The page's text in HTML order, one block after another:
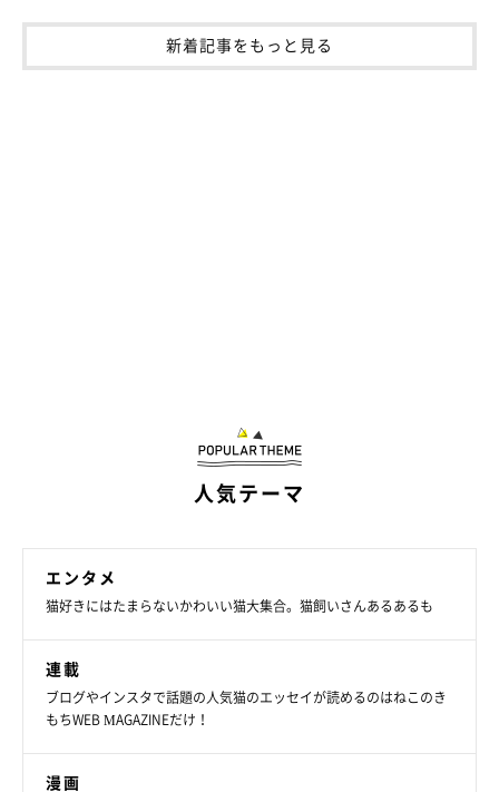
新着記事をもっと見る
人気テーマ
エンタメ
猫好きにはたまらないかわいい猫大集合。猫飼いさんあるあるも
連載
ブログやインスタで話題の人気猫のエッセイが読めるのはねこのき
もちWEB MAGAZINEだけ！
漫画